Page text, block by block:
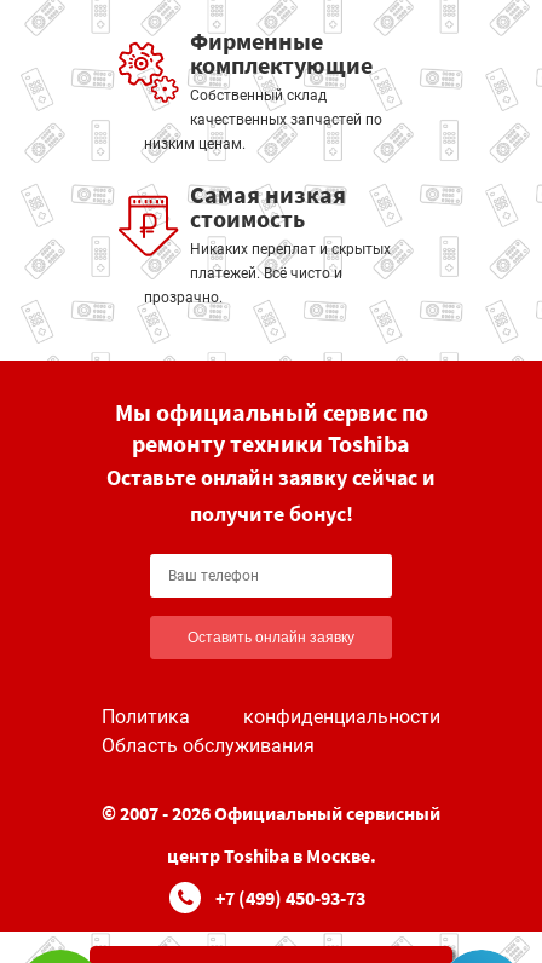
Фирменные
комплектующие
Собственный склад
качественных запчастей по
низким ценам.
Самая низкая
стоимость
Никаких переплат и скрытых
платежей. Всё чисто и
прозрачно.
Мы официальный сервис по
ремонту техники Toshiba
Оставьте онлайн заявку сейчас и
получите бонус!
Оставить онлайн заявку
Политика конфиденциальности
Область обслуживания
© 2007 - 2026 Официальный сервисный
центр Toshiba в Москве.
+7 (499) 450-93-73